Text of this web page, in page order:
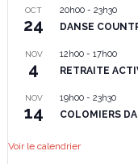
OCT
24
20h00- 23h30
DANSE
NOV
4
12h00- 17h00
RETRAITE
NOV
14
19h00- 23h30
COLOMIERS
Voir le calendrier